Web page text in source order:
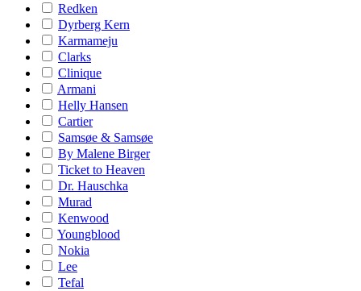
Redken
Dyrberg Kern
Karmameju
Clarks
Clinique
Armani
Helly Hansen
Cartier
Samsøe & Samsøe
By Malene Birger
Ticket to Heaven
Dr. Hauschka
Murad
Kenwood
Youngblood
Nokia
Lee
Tefal